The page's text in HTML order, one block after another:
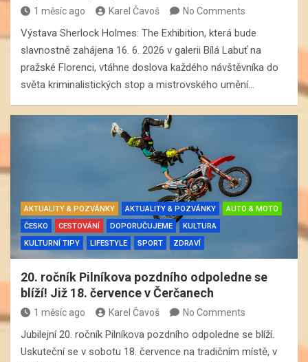
1 měsíc ago Karel Čavoš No Comments
Výstava Sherlock Holmes: The Exhibition, která bude
slavnostně zahájena 16. 6. 2026 v galerii Bílá Labuť na
pražské Florenci, vtáhne doslova každého návštěvníka do
světa kriminalistických stop a mistrovského umění…
AKTUALITY & POZVÁNKY AKTUALITY & POZVÁNKY
AUTO & MOTO
ČESKO
CESTOVÁNÍ DOPORUČUJEME
KULTURA
KULTURNÍ TIPY
LIFESTYLE SPORT ZDRAVÍ
20. ročník Pilníkova pozdního odpoledne se
blíží! Již 18. července v Čerčanech
1 měsíc ago Karel Čavoš No Comments
Jubilejní 20. ročník Pilníkova pozdního odpoledne se blíží.
Uskuteční se v sobotu 18. července na tradičním místě, v